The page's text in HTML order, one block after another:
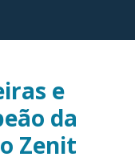
e
da
Zenit